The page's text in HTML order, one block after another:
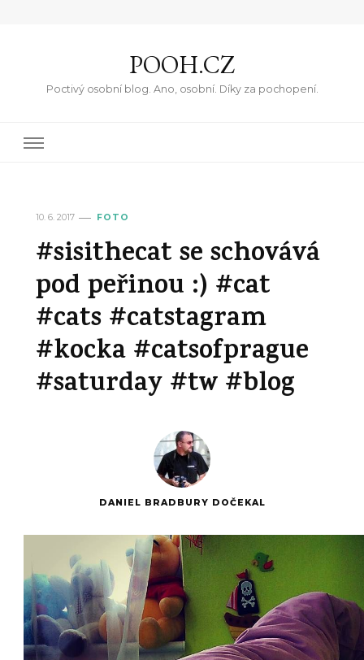
POOH.CZ
Poctivý osobní blog. Ano, osobní. Díky za pochopení.
10. 6. 2017 FOTO
#sisithecat se schovává
pod peřinou :) #cat
#cats #catstagram
#kocka #catsofprague
#saturday #tw #blog
DANIEL BRADBURY DOČEKAL